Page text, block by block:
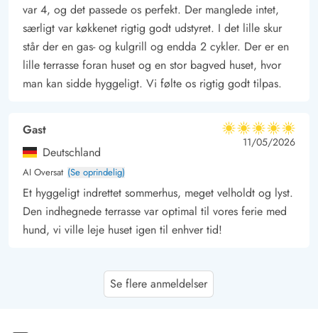
var 4, og det passede os perfekt. Der manglede intet,
særligt var køkkenet rigtig godt udstyret. I det lille skur
står der en gas- og kulgrill og endda 2 cykler. Der er en
lille terrasse foran huset og en stor bagved huset, hvor
man kan sidde hyggeligt. Vi følte os rigtig godt tilpas.
Gast
Deutschland
AI Oversat (Se oprindelig)
5 ud af 5
5 ud af 5
5 out of 5
11/05/2026
Et hyggeligt indrettet sommerhus, meget velholdt og lyst.
Den indhegnede terrasse var optimal til vores ferie med
hund, vi ville leje huset igen til enhver tid!
Lothar ProchnowSe flere anmeldelser